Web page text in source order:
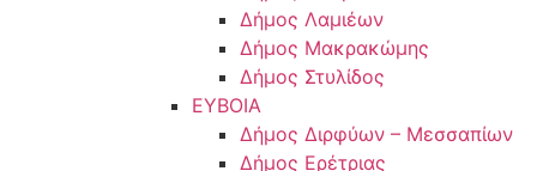
Δήμος Λαμιέων
Δήμος Μακρακώμης
Δήμος Στυλίδος
ΕΥΒΟΙΑ
Δήμος Διρφύων – Μεσσαπίων
Δήμος Ερέτριας